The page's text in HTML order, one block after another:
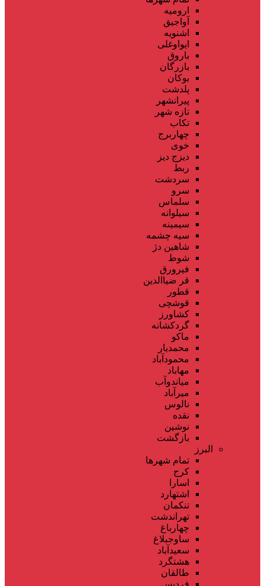
ارومیه
آواجیق
اشنویه
ایواوغلی
باروق
بازرگان
بوکان
پلدشت
پیرانشهر
تازه شهر
تکاب
چهاربرج
خوی
دیزج دیز
ربط
سردشت
سرو
سلماس
سیلوانه
سیمینه
سیه چشمه
شاهین دژ
شوط
فیرورق
قر ضیاالدین
قطور
قوشچی
کشاورز
گردکشانه
ماکو
محمدیار
محمودآباد
مهاباد
میاندوآب
میرآباد
نالوس
نقده
نوشین
بازگشت
البرز
تمام شهر‌ها
کرج
اسارا
اشتهارد
تنکمان
تهراندشت
چهارباغ
ساوجبلاغ
سعیدآباد
هشتگرد
طالقان
فردیس